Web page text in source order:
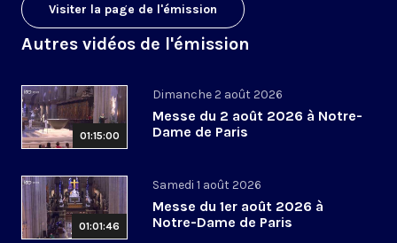
Visiter la page de l'émission
Autres vidéos de l'émission
01:15:00
Dimanche 2 août 2026
Messe du 2 août 2026 à Notre-
Dame de Paris
01:01:46
Samedi 1 août 2026
Messe du 1er août 2026 à
Notre-Dame de Paris